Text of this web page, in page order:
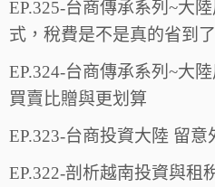
EP.325-台商傳承系列~大
式，稅費是不是真的省到
EP.324-台商傳承系列~大
買賣比贈與更划算
EP.323-台商投資大陸 留
EP.322-剖析越南投資與租